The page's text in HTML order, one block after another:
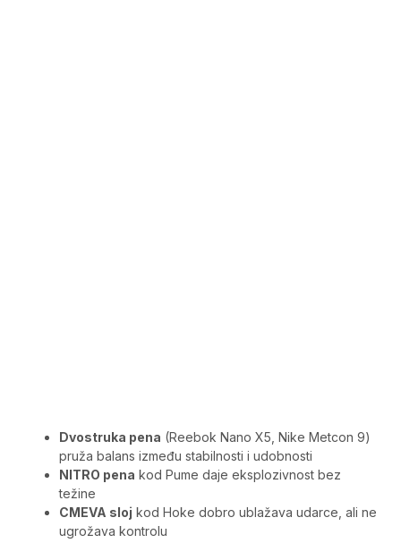
Dvostruka pena (Reebok Nano X5, Nike Metcon 9)
pruža balans između stabilnosti i udobnosti
NITRO pena kod Pume daje eksplozivnost bez
težine
CMEVA sloj kod Hoke dobro ublažava udarce, ali ne
ugrožava kontrolu